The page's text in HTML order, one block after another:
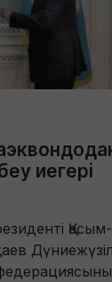
иегері
Қасым-